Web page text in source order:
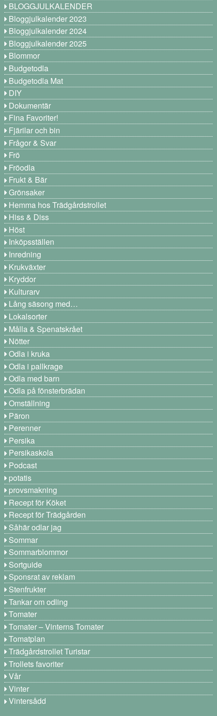
BLOGGJULKALENDER
Bloggjulkalender 2023
Bloggjulkalender 2024
Bloggjulkalender 2025
Blommor
Budgetodla
Budgetodla Mat
DIY
Dokumentär
Fina Favoriter!
Fjärilar och bin
Frågor & Svar
Frö
Fröodla
Frukt & Bär
Grönsaker
Hemma hos Trädgårdstrollet
Hiss & Diss
Höst
Inköpsställen
Inredning
Krukväxter
Kryddor
Kulturarv
Lång säsong med…
Lokalsorter
Målla & Spenatskrået
Nötter
Odla i kruka
Odla i pallkrage
Odla med barn
Odla på fönsterbrädan
Omställning
Päron
Perenner
Persika
Persikaskola
Podcast
potatis
provsmakning
Recept för Köket
Recept för Trädgården
Såhär odlar jag
Sommar
Sommarblommor
Sortguide
Sponsrat av reklam
Stenfrukter
Tankar om odling
Tomater
Tomater – Vinterns Tomater
Tomatplan
Trädgårdstrollet Turistar
Trollets favoriter
Vår
Vinter
Vintersådd